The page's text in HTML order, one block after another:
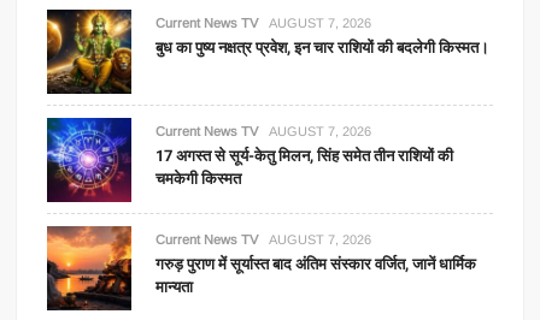
Current News TV AUGUST 7, 2026
बुध का पुष्य नक्षत्र प्रवेश, इन चार राशियों की बदलेगी किस्मत।
Current News TV AUGUST 7, 2026
17 अगस्त से सूर्य-केतु मिलन, सिंह समेत तीन राशियों की
चमकेगी किस्मत
Current News TV AUGUST 7, 2026
गरुड़ पुराण में सूर्यास्त बाद अंतिम संस्कार वर्जित, जानें धार्मिक
मान्यता